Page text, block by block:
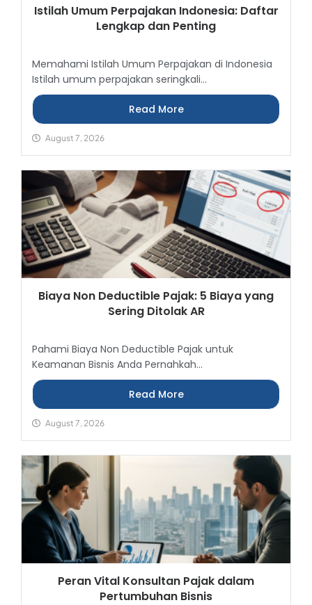
Istilah Umum Perpajakan Indonesia: Daftar
Lengkap dan Penting
Memahami Istilah Umum Perpajakan di Indonesia
Istilah umum perpajakan seringkali...
Read More
August 7, 2026
Biaya Non Deductible Pajak: 5 Biaya yang
Sering Ditolak AR
Pahami Biaya Non Deductible Pajak untuk
Keamanan Bisnis Anda Pernahkah...
Read More
August 7, 2026
Peran Vital Konsultan Pajak dalam
Pertumbuhan Bisnis